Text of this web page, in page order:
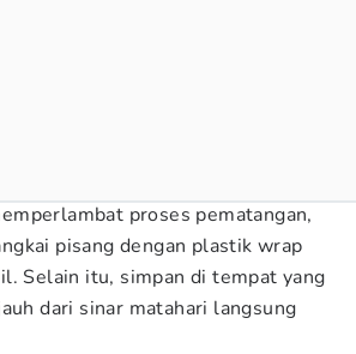
proses pematangan,
pisang dengan plastik wrap
Selain itu, simpan di tempat yang
dari sinar matahari langsung